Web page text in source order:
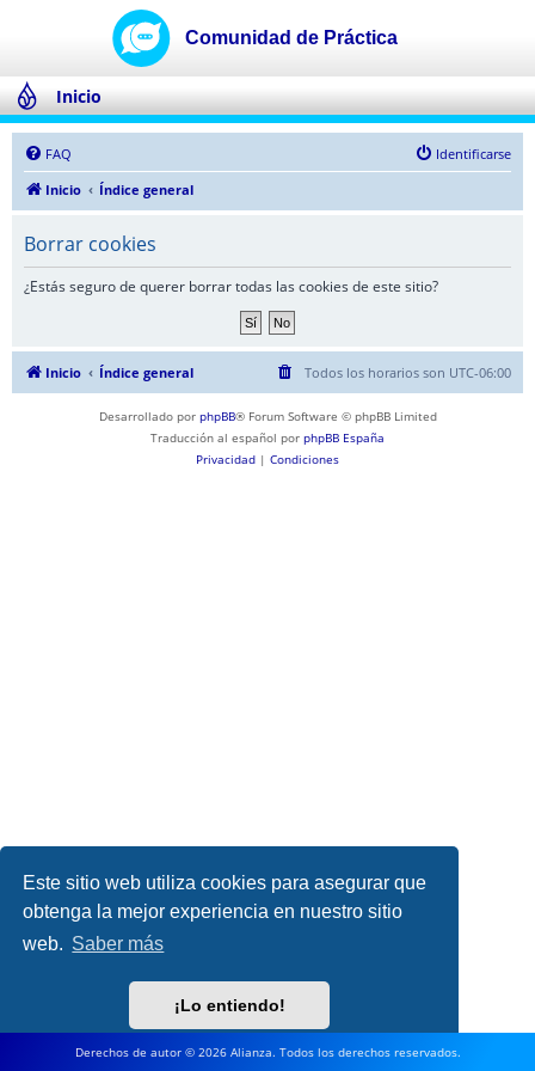
Este sitio web utiliza cookies para asegurar que
obtenga la mejor experiencia en nuestro sitio
web. Saber más
¡Lo entiendo!
Inicio
FAQ
Identificarse
Inicio
Índice general
Borrar cookies
¿Estás seguro de querer borrar todas las cookies de este sitio?
Inicio Índice general Todos los horarios son UTC-06:00
Desarrollado por phpBB® Forum Software © phpBB Limited
Traducción al español por phpBB España
Privacidad | Condiciones
Derechos de autor © 2026 Alianza. Todos los derechos reservados.